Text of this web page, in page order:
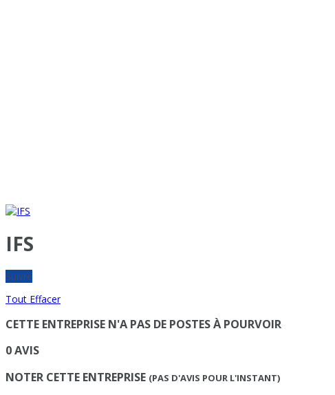
IFS
Suivre
Tout Effacer
CETTE ENTREPRISE N'A PAS DE POSTES À POURVOIR
0 AVIS
NOTER CETTE ENTREPRISE (PAS D'AVIS POUR L'INSTANT)